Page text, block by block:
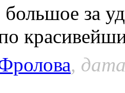
за
,